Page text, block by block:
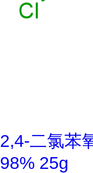
2,4-二氯苯
98% 25g